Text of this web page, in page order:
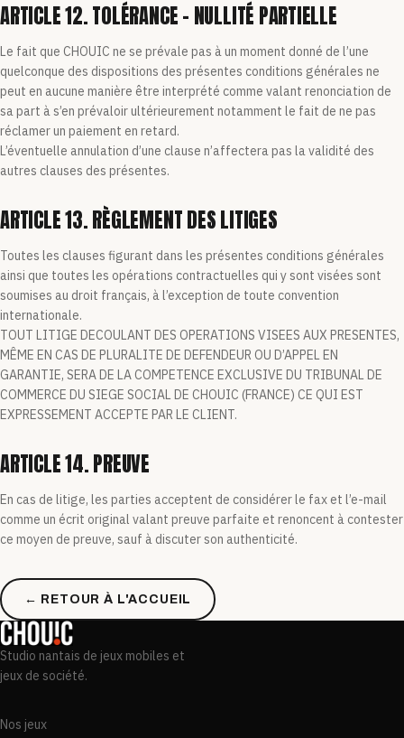
ARTICLE 12. TOLÉRANCE – NULLITÉ PARTIELLE
Le fait que CHOUIC ne se prévale pas à un moment donné de l’une
quelconque des dispositions des présentes conditions générales ne
peut en aucune manière être interprété comme valant renonciation de
sa part à s’en prévaloir ultérieurement notamment le fait de ne pas
réclamer un paiement en retard.
L’éventuelle annulation d’une clause n’affectera pas la validité des
autres clauses des présentes.
ARTICLE 13. RÈGLEMENT DES LITIGES
Toutes les clauses figurant dans les présentes conditions générales
ainsi que toutes les opérations contractuelles qui y sont visées sont
soumises au droit français, à l’exception de toute convention
internationale.
TOUT LITIGE DECOULANT DES OPERATIONS VISEES AUX PRESENTES,
MÊME EN CAS DE PLURALITE DE DEFENDEUR OU D’APPEL EN
GARANTIE, SERA DE LA COMPETENCE EXCLUSIVE DU TRIBUNAL DE
COMMERCE DU SIEGE SOCIAL DE CHOUIC (FRANCE) CE QUI EST
EXPRESSEMENT ACCEPTE PAR LE CLIENT.
ARTICLE 14. PREUVE
En cas de litige, les parties acceptent de considérer le fax et l’e-mail
comme un écrit original valant preuve parfaite et renoncent à contester
ce moyen de preuve, sauf à discuter son authenticité.
← RETOUR À L'ACCUEIL
Studio nantais de jeux mobiles et
jeux de société.
Nos jeux